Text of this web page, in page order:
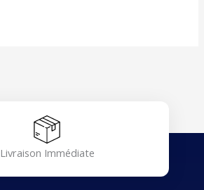
Livraison Immédiate